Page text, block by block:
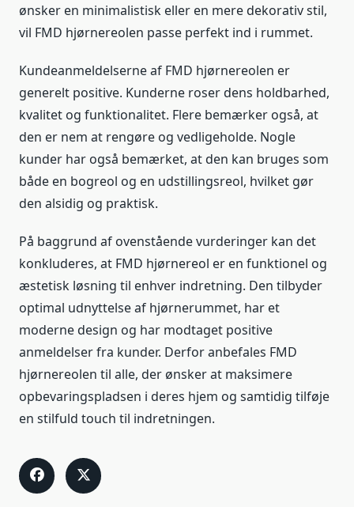
ønsker en minimalistisk eller en mere dekorativ stil,
vil FMD hjørnereolen passe perfekt ind i rummet.
Kundeanmeldelserne af FMD hjørnereolen er
generelt positive. Kunderne roser dens holdbarhed,
kvalitet og funktionalitet. Flere bemærker også, at
den er nem at rengøre og vedligeholde. Nogle
kunder har også bemærket, at den kan bruges som
både en bogreol og en udstillingsreol, hvilket gør
den alsidig og praktisk.
På baggrund af ovenstående vurderinger kan det
konkluderes, at FMD hjørnereol er en funktionel og
æstetisk løsning til enhver indretning. Den tilbyder
optimal udnyttelse af hjørnerummet, har et
moderne design og har modtaget positive
anmeldelser fra kunder. Derfor anbefales FMD
hjørnereolen til alle, der ønsker at maksimere
opbevaringspladsen i deres hjem og samtidig tilføje
en stilfuld touch til indretningen.